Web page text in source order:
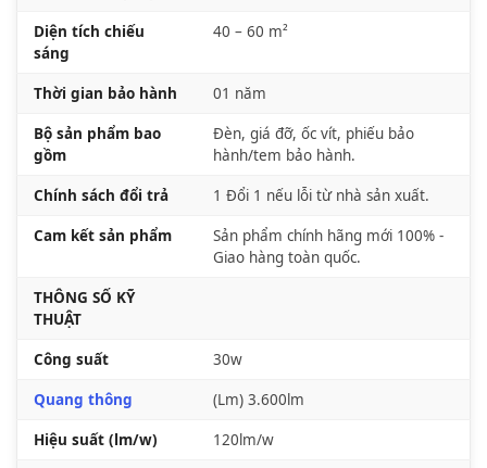
Diện tích chiếu
sáng
40 – 60 m²
Thời gian bảo hành 01 năm
Bộ sản phẩm bao
gồm
Đèn, giá đỡ, ốc vít, phiếu bảo
hành/tem bảo hành.
Chính sách đổi trả 1 Đổi 1 nếu lỗi từ nhà sản xuất.
Cam kết sản phẩm
Sản phẩm chính hãng mới 100% -
Giao hàng toàn quốc.
THÔNG SỐ KỸ
THUẬT
Công suất 30w
Quang thông (Lm) 3.600lm
Hiệu suất (lm/w) 120lm/w